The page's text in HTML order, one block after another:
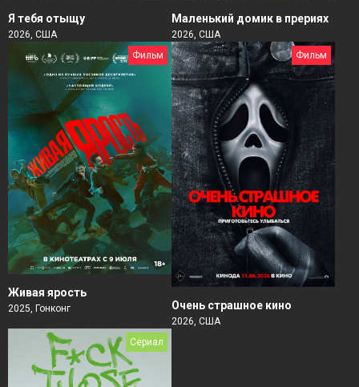
Я тебя отыщу
2026, США
Маленький домик в прериях
2026, США
Фильм
Живая ярость
2025, Гонконг
Фильм
Очень страшное кино
2026, США
Сериал